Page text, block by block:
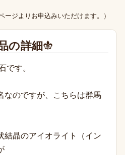
ージより お申込みいただけます。）
の詳細
す。
なのですが、こちらは群馬
結晶のアイオライト（イン